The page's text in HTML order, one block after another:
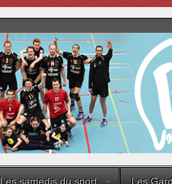
Les samedis du sport Les